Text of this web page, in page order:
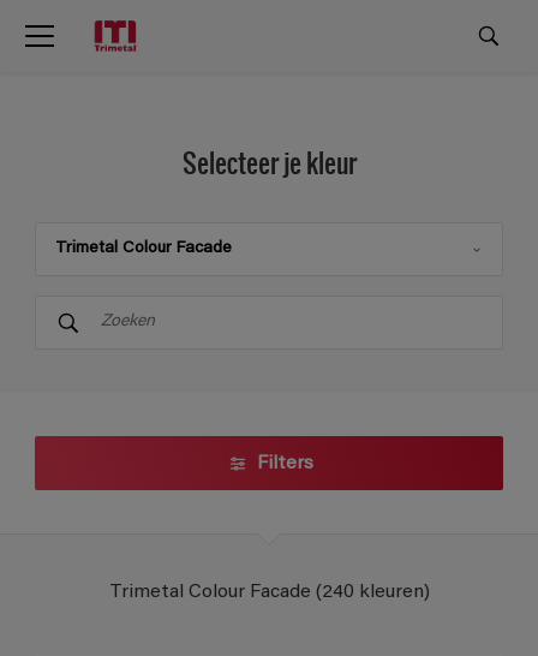
Selecteer je kleur
Trimetal Colour Facade
Filters
Trimetal Colour Facade (240 kleuren)